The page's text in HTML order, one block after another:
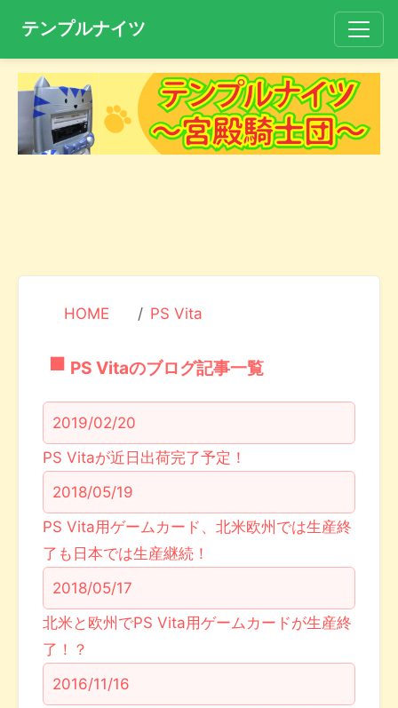
テンプルナイツ
HOME PS Vita
PS Vitaのブログ記事一覧
2019/02/20
PS Vitaが近日出荷完了予定！
2018/05/19
PS Vita用ゲームカード、北米欧州では生産終
了も日本では生産継続！
2018/05/17
北米と欧州でPS Vita用ゲームカードが生産終
了！？
2016/11/16